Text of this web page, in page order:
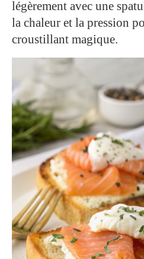
légèrement avec une
la chaleur et la pression
croustillant magique.